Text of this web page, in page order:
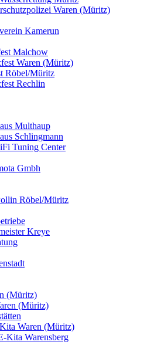
Waren (Müritz)
Kamerun
Malchow
Waren (Müritz)
Röbel/Müritz
Rechlin
Multhaup
Schlingmann
Tuning Center
Gmbh
Röbel/Müritz
Kreye
(Müritz)
(Müritz)
Waren (Müritz)
Kita Warensberg